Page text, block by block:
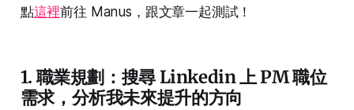
點這裡前往 Manus，跟文章一起測試！
1. 職業規劃：搜尋 Linkedin 上 PM 職位
需求，分析我未來提升的方向